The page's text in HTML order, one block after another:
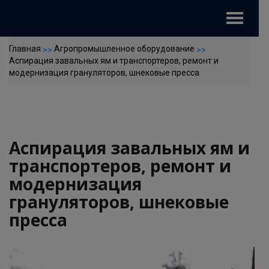
Toggle
Главная >> Агропромышленное оборудование >>
Аспирация завальных ям и транспортеров, ремонт и
модернизация грануляторов, шнековые пресса
Аспирация завальных ям и
транспортеров, ремонт и
модернизация
грануляторов, шнековые
пресса